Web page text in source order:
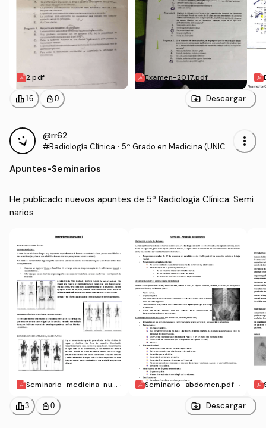
2.pdf Examen-2017.pdf
leaderboard16 personal_bag 0 Descargar
@rr62
#Radiología Clínica · 5º Grado en Medicina (UNICA
more_vert
Apuntes-Seminarios
He publicado nuevos apuntes de 5º Radiología Clínica: Semi
narios
Seminario-medicina-nucl
Seminario-abdomen.pdf
leaderboard3 personal_bag 0 Descargar